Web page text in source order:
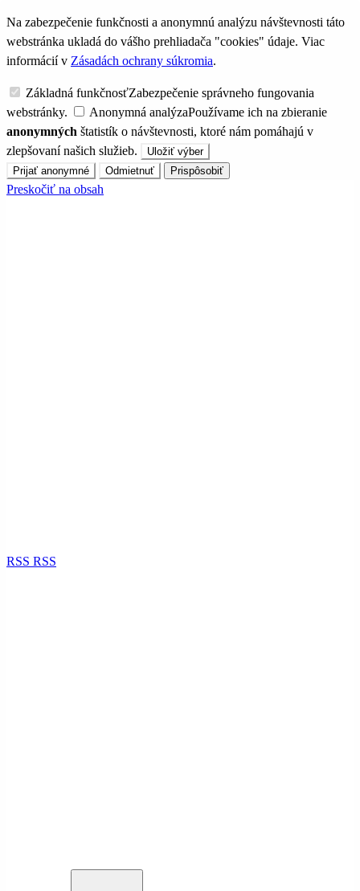
Na zabezpečenie funkčnosti a anonymnú analýzu návštevnosti táto
webstránka ukladá do vášho prehliadača "cookies" údaje. Viac
informácií v Zásadách ochrany súkromia.
Základná funkčnosťZabezpečenie správneho fungovania
webstránky.
Anonymná analýzaPoužívame ich na zbieranie
anonymných štatistík o návštevnosti, ktoré nám pomáhajú v
zlepšovaní našich služieb.
Uložiť výber
Prijať anonymné
Odmietnuť Prispôsobiť
Preskočiť na obsah
RSS RSS